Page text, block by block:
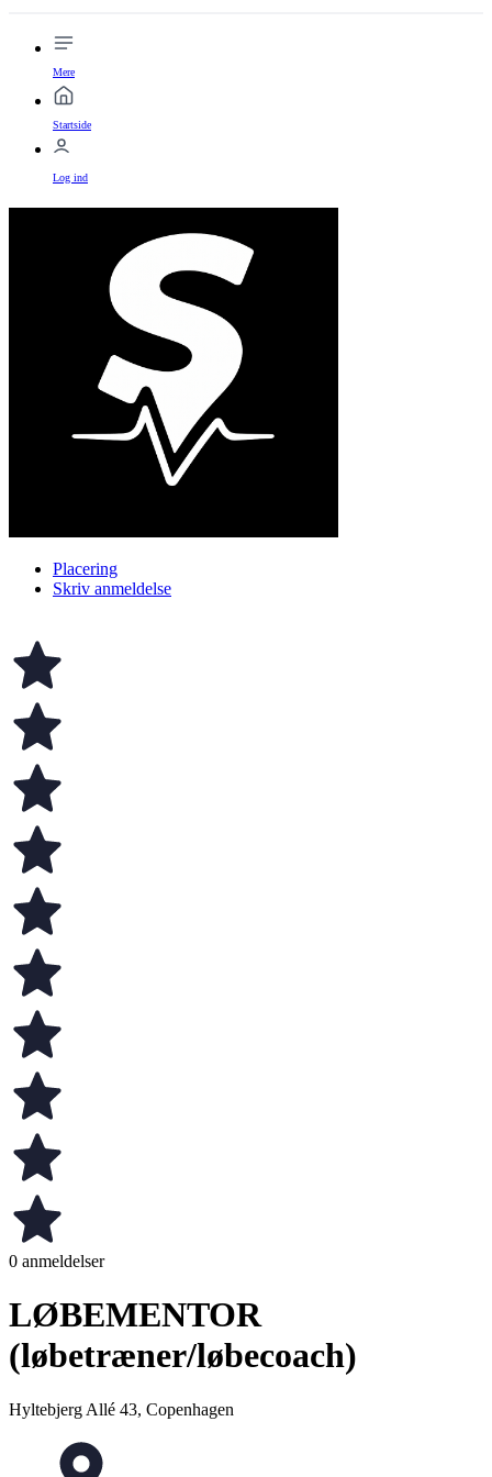
Mere
Startside
Log ind
Placering
Skriv anmeldelse
0 anmeldelser
LØBEMENTOR
(løbetræner/løbecoach)
Hyltebjerg Allé 43, Copenhagen